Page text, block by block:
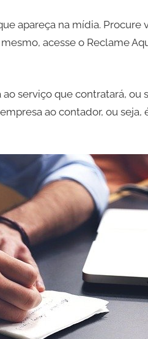
apareça na mídia. Procure
acesse o Reclame
serviço que contratará, ou
ao contador, ou seja,